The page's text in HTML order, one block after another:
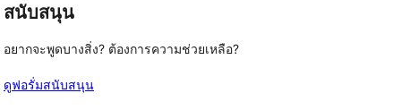
สนับสนุน
อยากจะพูดบางสิ่ง? ต้องการความช่วยเหลือ?
ดูฟอรั่มสนับสนุน